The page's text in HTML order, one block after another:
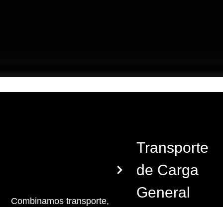
Combinamos transporte,
Transporte
de Carga
General